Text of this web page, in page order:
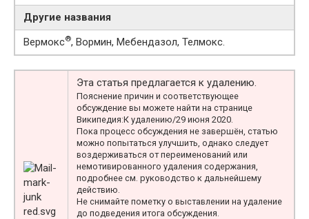
Другие названия
Вермокс®, Вормин, Мебендазол, Телмокс.
Эта статья предлагается к удалению.
Пояснение причин и соответствующее
обсуждение вы можете найти на странице
Википедия:К удалению/29 июня 2020.
Пока процесс обсуждения не завершён, статью
можно попытаться улучшить, однако следует
воздерживаться от переименований или
немотивированного удаления содержания,
подробнее см. руководство к дальнейшему
действию.
Не снимайте пометку о выставлении на удаление
до подведения итога обсуждения.